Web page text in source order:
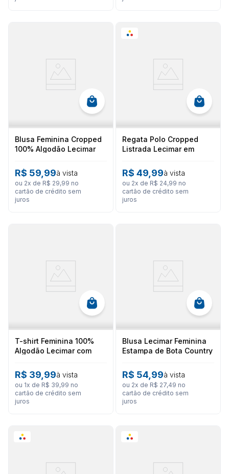
Blusa Feminina Cropped
100% Algodão Lecimar
Glitter
R$ 59 99à vista
ou 2x de R$ 29,99 no
cartão de crédito sem
juros
Regata Polo Cropped
Listrada Lecimar em
R$ 49 99à vista
ou 2x de R$ 24,99 no
cartão de crédito sem
juros
T-shirt Feminina 100%
Algodão Lecimar com
- Branca
R$ 39 99à vista
ou 1x de R$ 39,99 no
cartão de crédito sem
juros
Blusa Lecimar Feminina
Estampa de Bota Country
R$ 54 99à vista
ou 2x de R$ 27,49 no
cartão de crédito sem
juros